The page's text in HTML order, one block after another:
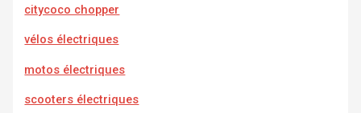
citycoco chopper
vélos électriques
motos électriques
scooters électriques